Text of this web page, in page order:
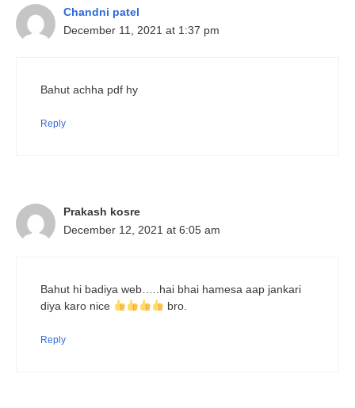
Chandni patel
December 11, 2021 at 1:37 pm
Bahut achha pdf hy
Reply
Prakash kosre
December 12, 2021 at 6:05 am
Bahut hi badiya web…..hai bhai hamesa aap jankari
diya karo nice
bro.
Reply